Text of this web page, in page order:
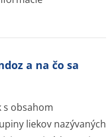
a na čo sa
s obsahom
liekov nazývaných